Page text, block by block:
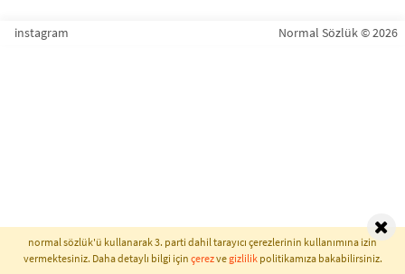
instagram Normal Sözlük © 2026
normal sözlük'ü kullanarak 3. parti dahil tarayıcı çerezlerinin kullanımına izin
vermektesiniz. Daha detaylı bilgi için çerezvegizlilikpolitikamıza bakabilirsiniz.